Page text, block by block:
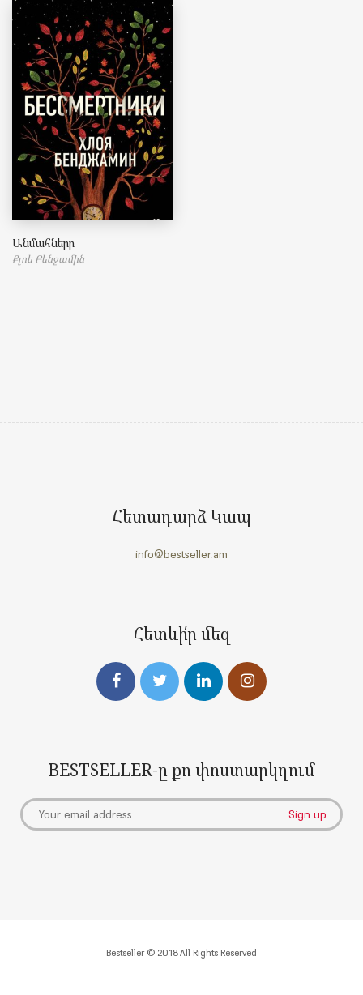
Անմահները
Քլոե Բենջամին
Հետադարձ Կապ
info@bestseller.am
Հետևի՛ր մեզ
BESTSELLER-ը քո փոստարկղում
Bestseller © 2018 All Rights Reserved